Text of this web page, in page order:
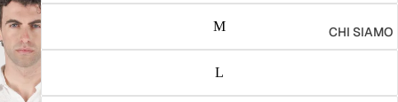
Abiti
Capisp
Pantalo
CHI SIAMO
M
L